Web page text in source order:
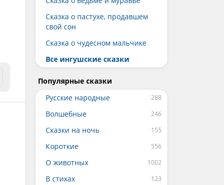
Сказка о пастухе, продавшем
свой сон
Сказка о чудесном мальчике
Все ингушские сказки
Популярные сказки
Русские народные
Волшебные
Сказки на ночь
Короткие
О животных
В стихах